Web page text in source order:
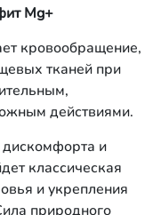
Mg+
кровообращение,
тканей при
действиями.
и
классическая
и укрепления
природного